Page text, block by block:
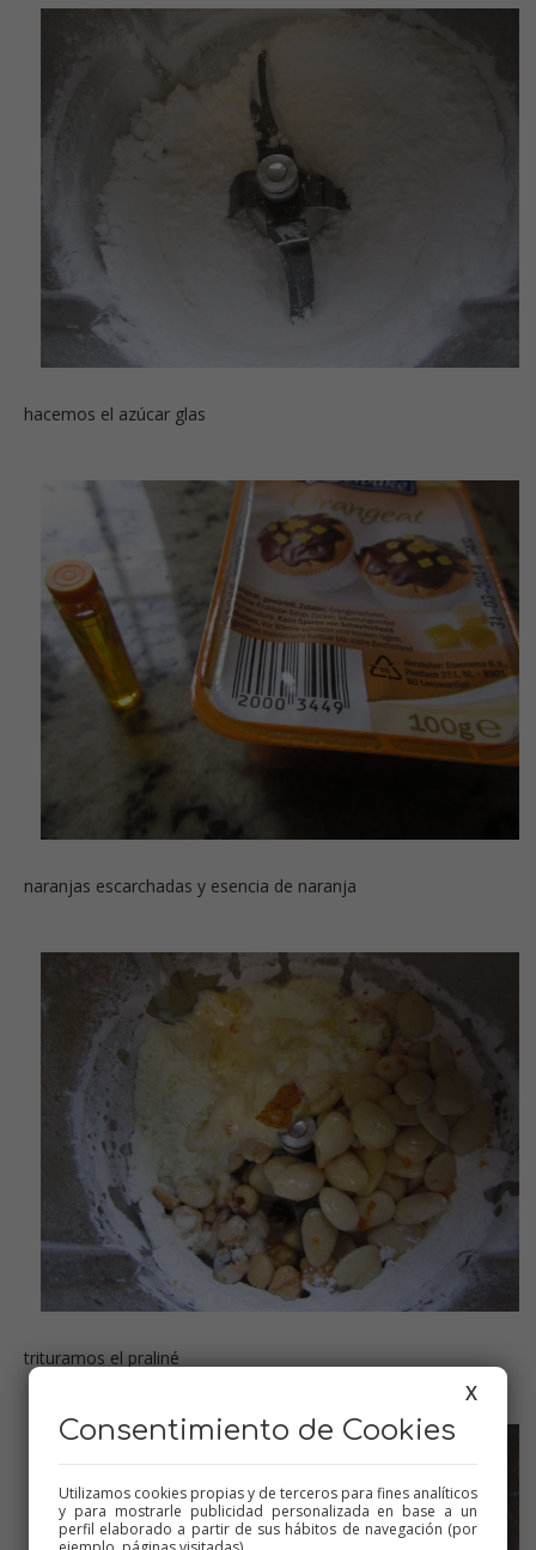
hacemos el azúcar glas
naranjas escarchadas y esencia de naranja
trituramos el praliné
X
Consentimiento de Cookies
Utilizamos cookies propias y de terceros para fines analíticos
y para mostrarle publicidad personalizada en base a un
perfil elaborado a partir de sus hábitos de navegación (por